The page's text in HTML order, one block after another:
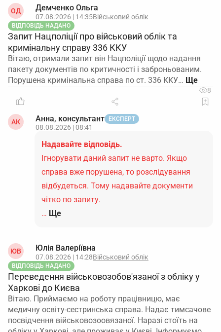
ОД Демченко Ольга
07.08.2026 | 14:35Військовий облік
ВІДПОВІДЬ НАДАНО
Запит Нацполіції про військовий облік та
кримінальну справу 336 ККУ
Вітаю, отримали запит він Нацполіції щодо надання
пакету документів по критичності і заброньованим.
Порушена кримінальна справа по ст. 336 ККУ…
8
АК Анна, консультант ЕКСПЕРТ
08.08.2026 | 08:41
Надавайте відповідь.
Ігнорувати даний запит не варто. Якщо
справа вже порушена, то розслідування
відбудеться. Тому надавайте документи
чітко по запиту.
… Ще
ЮВ Юлія Валеріївна
07.08.2026 | 14:28Військовий облік
ВІДПОВІДЬ НАДАНО
Переведення військовозобов'язаної з обліку у
Харкові до Києва
Вітаю. Приймаємо на роботу працівницю, має
медичну освіту-сестринська справа. Надає тимсачове
посвідчення військовозоовязаної. Наразі стоїть на